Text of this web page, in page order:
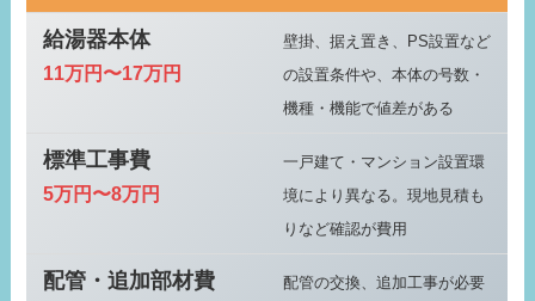
給湯器本体
11万円〜17万円
壁掛、据え置き、PS設置など
の設置条件や、本体の号数・
機種・機能で値差がある
標準工事費
5万円〜8万円
一戸建て・マンション設置環
境により異なる。現地見積も
りなど確認が費用
配管・追加部材費
配管の交換、追加工事が必要